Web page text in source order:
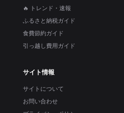
🔥 トレンド・速報
ふるさと納税ガイド
食費節約ガイド
引っ越し費用ガイド
サイト情報
サイトについて
お問い合わせ